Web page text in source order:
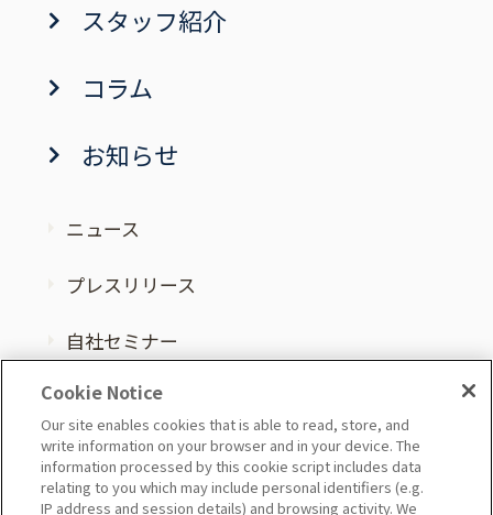
スタッフ紹介
コラム
お知らせ
ニュース
プレスリリース
自社セミナー
English Web Site 外部サイト
Ayudante APAC 外部サイト
Cookie Notice
Our site enables cookies that is able to read, store, and
write information on your browser and in your device. The
information processed by this cookie script includes data
relating to you which may include personal identifiers (e.g.
IP address and session details) and browsing activity. We